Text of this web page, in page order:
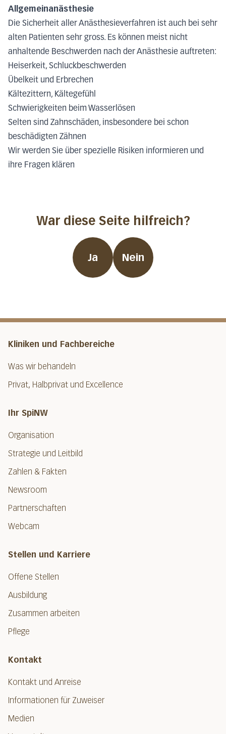
Allgemeinanästhesie
Die Sicherheit aller Anästhesieverfahren ist auch bei sehr
alten Patienten sehr gross. Es können meist nicht
anhaltende Beschwerden nach der Anästhesie auftreten:
Heiserkeit, Schluckbeschwerden
Übelkeit und Erbrechen
Kältezittern, Kältegefühl
Schwierigkeiten beim Wasserlösen
Selten sind Zahnschäden, insbesondere bei schon
beschädigten Zähnen
Wir werden Sie über spezielle Risiken informieren und
ihre Fragen klären
War diese Seite hilfreich?
Ja Nein
Kliniken und Fachbereiche
Was wir behandeln
Privat, Halbprivat und Excellence
Ihr SpiNW
Organisation
Strategie und Leitbild
Zahlen & Fakten
Newsroom
Partnerschaften
Webcam
Stellen und Karriere
Offene Stellen
Ausbildung
Zusammen arbeiten
Pflege
Kontakt
Kontakt und Anreise
Informationen für Zuweiser
Medien